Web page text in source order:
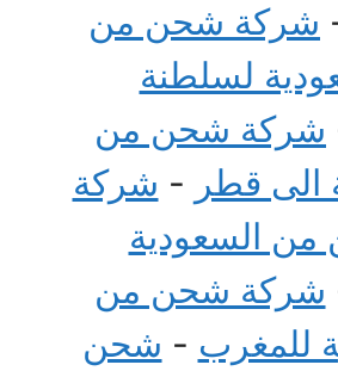
شركة شحن من
لسلطنة
شركة شحن من
الى قطر - شركة
السعودية
شركة شحن من
للمغرب - شحن